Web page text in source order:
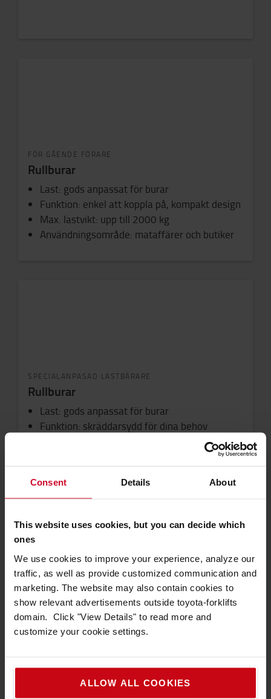
Consent Details About
This website uses cookies, but you can decide which
ones
We use cookies to improve your experience, analyze our
traffic, as well as provide customized communication and
marketing. The website may also contain cookies to
show relevant advertisements outside toyota-forklifts
domain. Click "View Details" to read more and
customize your cookie settings.
ALLOW ALL COOKIES
FÖR GÅENDE FÖRARE
Rullburar
Last: gods anpassat för burar
Funktion: enkel att koppla på, kompakt design
Max. lastvikt: upp till 2000 kg
Användningsområde: mataffärer och butiker
SPECIALANPASAD LASTBÄRARE
Rullburar
Last: gods anpassat för burar
Funktion: skräddarsydd för dina behov
Användningsområde: distributionscentraler,
Används ofta med dessa dragtruckar
Rullburar används inom många områden. Istället för